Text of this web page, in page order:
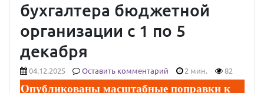
бухгалтера бюджетной
организации с 1 по 5
декабря
04.12.2025 Оставить комментарий 2 мин. 82
Опубликованы масштабные поправки к